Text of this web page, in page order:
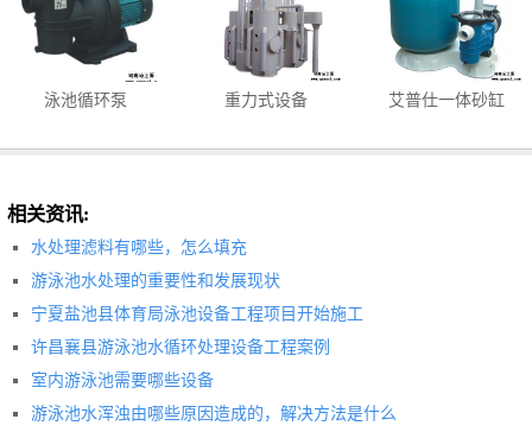
泳池循环泵 重力式设备 艾普仕一体砂缸
相关资讯:
水处理滤料有哪些，怎么填充
游泳池水处理的重要性和发展现状
宁夏盐池县体育局泳池设备工程项目开始施工
许昌襄县游泳池水循环处理设备工程案例
室内游泳池需要哪些设备
游泳池水浑浊由哪些原因造成的，解决方法是什么